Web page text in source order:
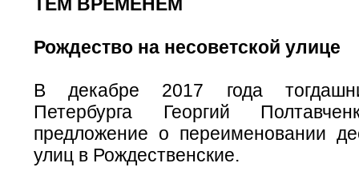
Рождество на несоветской улице
В декабре 2017 года
Петербурга Георгий
предложение о переименовании
улиц в Рождественские.